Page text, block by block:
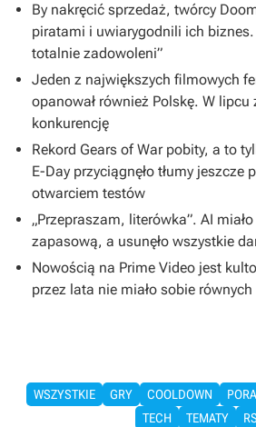
By nakręcić sprzedaż, twórcy
piratami i uwiarygodnili ich biznes.
totalnie zadowoleni”
Jeden z największych filmowych
opanował również Polskę. W lipcu
konkurencję
Rekord Gears of War pobity, a to
E-Day przyciągnęło tłumy jeszcze
otwarciem testów
„Przepraszam, literówka”. AI
zapasową, a usunęło wszystkie
Nowością na Prime Video jest
przez lata nie miało sobie równych
WSZYSTKIE GRY COOLDOWN
TECH
TEMATY